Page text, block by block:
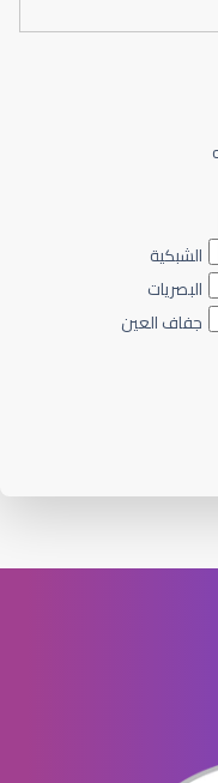
الشبكية
البصريات
جفاف العين